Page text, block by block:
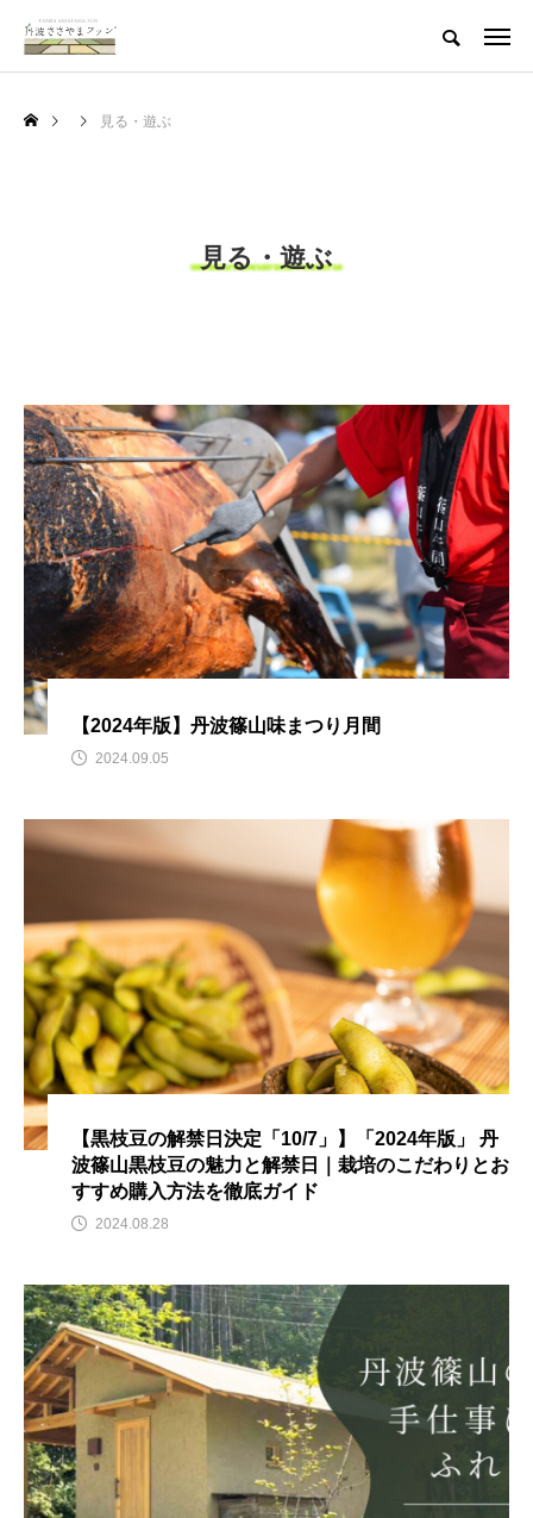
見る・遊ぶ
見る・遊ぶ
【2024年版】丹波篠山味まつり月間
2024.09.05
【黒枝豆の解禁日決定「10/7」】「2024年版」 丹
波篠山黒枝豆の魅力と解禁日｜栽培のこだわりとお
すすめ購入方法を徹底ガイド
2024.08.28